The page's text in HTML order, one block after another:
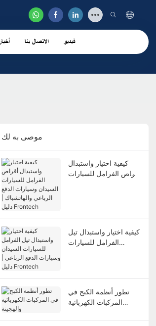
أخبار الاتصال بنا فيديو
موصى به لك
كيفية اختيار واستبدال
أقراص الفرامل للسيارات
كيفية اختيار واستبدال تيل
الفرامل للسيارات
تطور أنظمة الكبح في
المركبات الكهربائية